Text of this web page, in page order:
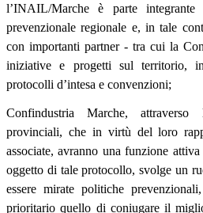
l’INAIL/Marche è parte
prevenzionale regionale e, in tale
con importanti partner - tra cui la
iniziative e progetti sul territorio,
protocolli d’intesa e convenzioni;
Confindustria Marche,
provinciali, che in virtù del loro
associate, avranno una funzione
oggetto di tale protocollo, svolge un
essere mirate politiche
prioritario quello di coniugare il